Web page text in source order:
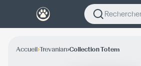
Accueil›Trevanian›Collection Totem